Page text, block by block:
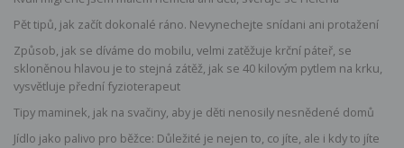
Pět tipů, jak začít dokonalé ráno. Nevynechejte snídani ani protažení
Způsob, jak se díváme do mobilu, velmi zatěžuje krční páteř, se
skloněnou hlavou je to stejná zátěž, jak se 40 kilovým pytlem na krku,
vysvětluje přední fyzioterapeut
Tipy maminek, jak na svačiny, aby je děti nenosily nesnědené domů
Jídlo jako palivo pro běžce: Důležité je nejen to, co jíte, ale i kdy to jíte